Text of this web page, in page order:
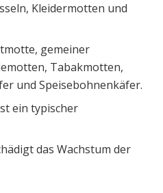
Kleidermotten und
gemeiner
Tabakmotten,
und Speisebohnenkäfer.
ein typischer
das Wachstum der